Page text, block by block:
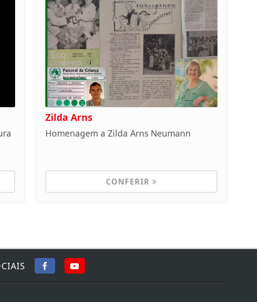
Zilda Arns
Homenagem a Zilda Arns Neumann
CONFERIR